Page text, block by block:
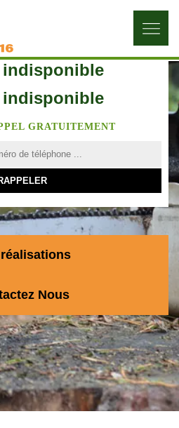
indisponible
indisponible
GRATUITEMENT
Nous